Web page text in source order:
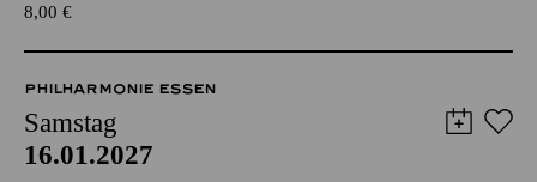
8,00 €
PHILHARMONIE ESSEN